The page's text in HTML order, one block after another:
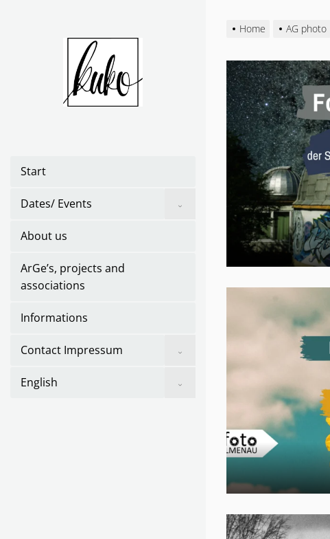
content
Start
Dates/ Events Show
About us
ArGe’s, projects and
associations
Informations
Contact Impressum Show
English Show
Home AG photo